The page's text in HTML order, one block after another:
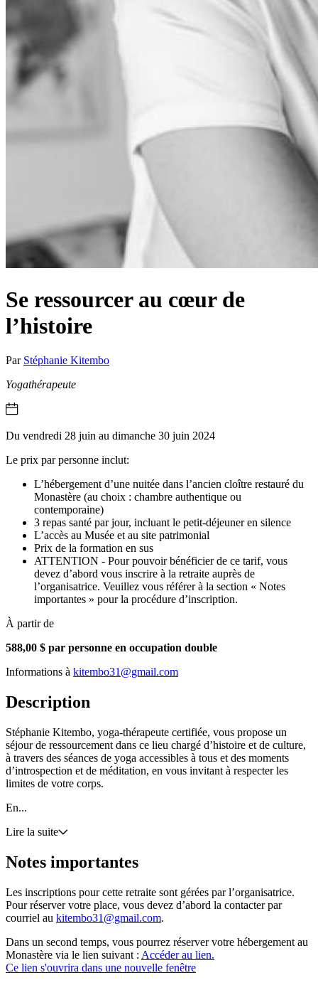
Se ressourcer au cœur de
l’histoire
Par Stéphanie Kitembo
Yogathérapeute
Du vendredi 28 juin au dimanche 30 juin 2024
Le prix par personne inclut:
L’hébergement d’une nuitée dans l’ancien cloître restauré du
Monastère (au choix : chambre authentique ou
contemporaine)
3 repas santé par jour, incluant le petit-déjeuner en silence
L’accès au Musée et au site patrimonial
Prix de la formation en sus
ATTENTION - Pour pouvoir bénéficier de ce tarif, vous
devez d’abord vous inscrire à la retraite auprès de
l’organisatrice. Veuillez vous référer à la section « Notes
importantes » pour la procédure d’inscription.
À partir de
588,00 $ par personne en occupation double
Informations à kitembo31@gmail.com
Description
Stéphanie Kitembo, yoga-thérapeute certifiée, vous propose un
séjour de ressourcement dans ce lieu chargé d’histoire et de culture,
à travers des séances de yoga accessibles à tous et des moments
d’introspection et de méditation, en vous invitant à respecter les
limites de votre corps.
En...
Lire la suite
Notes importantes
Les inscriptions pour cette retraite sont gérées par l’organisatrice.
Pour réserver votre place, vous devez d’abord la contacter par
courriel au kitembo31@gmail.com.
Dans un second temps, vous pourrez réserver votre hébergement au
Monastère via le lien suivant : Accéder au lien.
Ce lien s'ouvrira dans une nouvelle fenêtre